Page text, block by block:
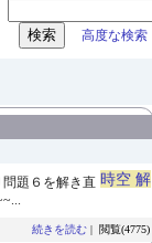
高度な検索
時空 解
題６を解き直
続きを読む | 閲覧(4775)